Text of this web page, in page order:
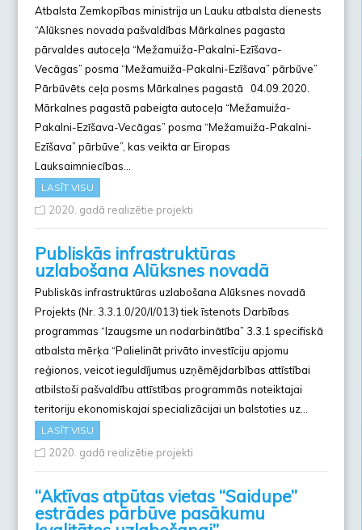
Atbalsta Zemkopības ministrija un Lauku atbalsta dienests
“Alūksnes novada pašvaldības Mārkalnes pagasta
pārvaldes autoceļa “Mežamuiža-Pakalni-Ezīšava-
Vecāgas” posma “Mežamuiža-Pakalni-Ezīšava” pārbūve”
Pārbūvēts ceļa posms Mārkalnes pagastā 04.09.2020.
Mārkalnes pagastā pabeigta autoceļa “Mežamuiža-
Pakalni-Ezīšava-Vecāgas” posma “Mežamuiža-Pakalni-
Ezīšava” pārbūve”, kas veikta ar Eiropas
Lauksaimniecības…
LASĪT VISU
2020. gadā realizētie projekti
Publiskās infrastruktūras
uzlabošana Alūksnes novadā
Publiskās infrastruktūras uzlabošana Alūksnes novadā
Projekts (Nr. 3.3.1.0/20/I/013) tiek īstenots Darbības
programmas “Izaugsme un nodarbinātība” 3.3.1 specifiskā
atbalsta mērķa “Palielināt privāto investīciju apjomu
reģionos, veicot ieguldījumus uzņēmējdarbības attīstībai
atbilstoši pašvaldību attīstības programmās noteiktajai
teritoriju ekonomiskajai specializācijai un balstoties uz…
LASĪT VISU
2020. gadā realizētie projekti
“Aktīvas atpūtas vietas “Saidupe”
estrādes pārbūve pasākumu